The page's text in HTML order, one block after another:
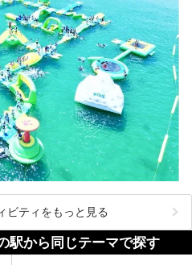
ビティをもっと見る
駅から同じテーマで探す